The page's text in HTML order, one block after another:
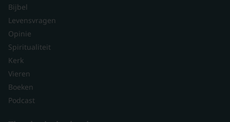
Bijbel
Levensvragen
Opinie
Spiritualiteit
Kerk
Vieren
Boeken
Podcast